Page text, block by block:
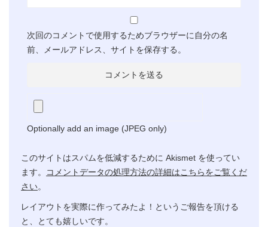
次回のコメントで使用するためブラウザーに自分の名
前、メールアドレス、サイトを保存する。
Optionally add an image (JPEG only)
このサイトはスパムを低減するために Akismet を使ってい
ます。
コメントデータの処理方法の詳細はこちらをご覧くだ
さい。
レイアウトを実際に作ってみたよ！というご報告を頂ける
と、とても嬉しいです。